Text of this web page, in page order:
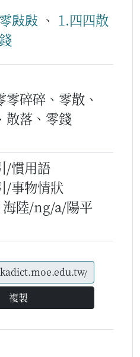
㪐㪐 、 1.四四散
碎碎、零散、
散落、零錢
/慣用語
/事物情狀
陸/ng/a/陽平
複製